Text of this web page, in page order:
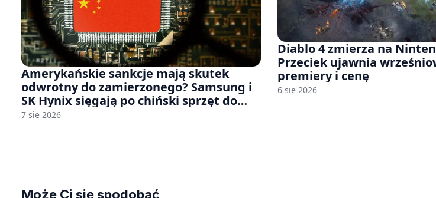
Amerykańskie sankcje mają skutek
odwrotny do zamierzonego? Samsung i
SK Hynix sięgają po chiński sprzęt do
fabryk chipów
7 sie 2026
Diablo 4 zmierza na
Przeciek ujawnia
premiery i cenę
6 sie 2026
Może Ci się spodobać